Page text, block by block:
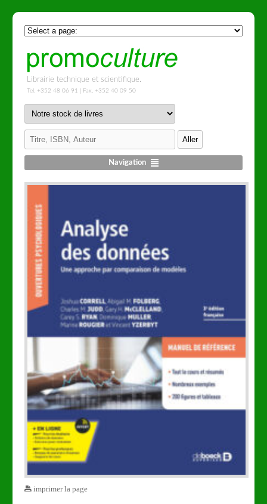
Librairie technique et scientifique.
Tel. +352 48 06 91 | Fax. +352 40 09 50
Navigation
imprimer la page